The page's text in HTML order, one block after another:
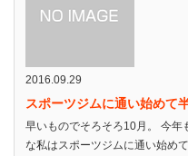
2016.09.29
スポーツジムに通い始めて
早いものでそろそろ10月。 今年
な私はスポーツジムに通い始め